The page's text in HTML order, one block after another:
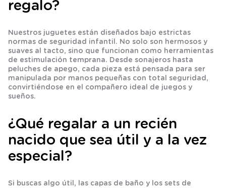
regalo?
Nuestros juguetes están diseñados bajo estrictas
normas de seguridad infantil. No solo son hermosos y
suaves al tacto, sino que funcionan como herramientas
de estimulación temprana. Desde sonajeros hasta
peluches de apego, cada pieza está pensada para ser
manipulada por manos pequeñas con total seguridad,
convirtiéndose en el compañero ideal de juegos y
sueños.
¿Qué regalar a un recién
nacido que sea útil y a la vez
especial?
Si buscas algo útil, las capas de baño y los sets de